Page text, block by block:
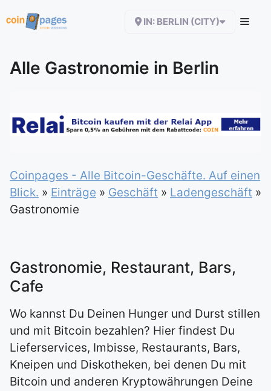
Inhalt
IN: BERLIN (CITY)
Alle Gastronomie in Berlin
Coinpages - Alle Bitcoin-Geschäfte. Auf einen
Blick. » Einträge » Geschäft » Ladengeschäft »
Gastronomie
Gastronomie, Restaurant, Bars,
Cafe
Wo kannst Du Deinen Hunger und Durst stillen
und mit Bitcoin bezahlen? Hier findest Du
Lieferservices, Imbisse, Restaurants, Bars,
Kneipen und Diskotheken, bei denen Du mit
Bitcoin und anderen Kryptowährungen Deine